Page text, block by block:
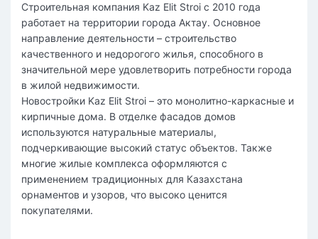
Строительная компания Kaz Elit Stroi с 2010 года
работает на территории города Актау. Основное
направление деятельности – строительство
качественного и недорогого жилья, способного в
значительной мере удовлетворить потребности города
в жилой недвижимости.
Новостройки Kaz Elit Stroi – это монолитно-каркасные и
кирпичные дома. В отделке фасадов домов
используются натуральные материалы,
подчеркивающие высокий статус объектов. Также
многие жилые комплекса оформляются с
применением традиционных для Казахстана
орнаментов и узоров, что высоко ценится
покупателями.